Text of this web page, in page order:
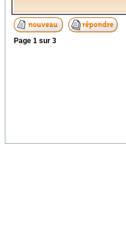
Page 1 sur 3